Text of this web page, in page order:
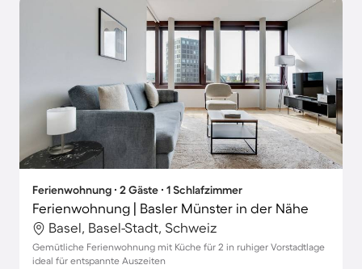
Ferienwohnung ∙ 2 Gäste ∙ 1 Schlafzimmer
Ferienwohnung | Basler Münster in der Nähe
Basel, Basel-Stadt, Schweiz
Gemütliche Ferienwohnung mit Küche für 2 in ruhiger Vorstadtlage
ideal für entspannte Auszeiten